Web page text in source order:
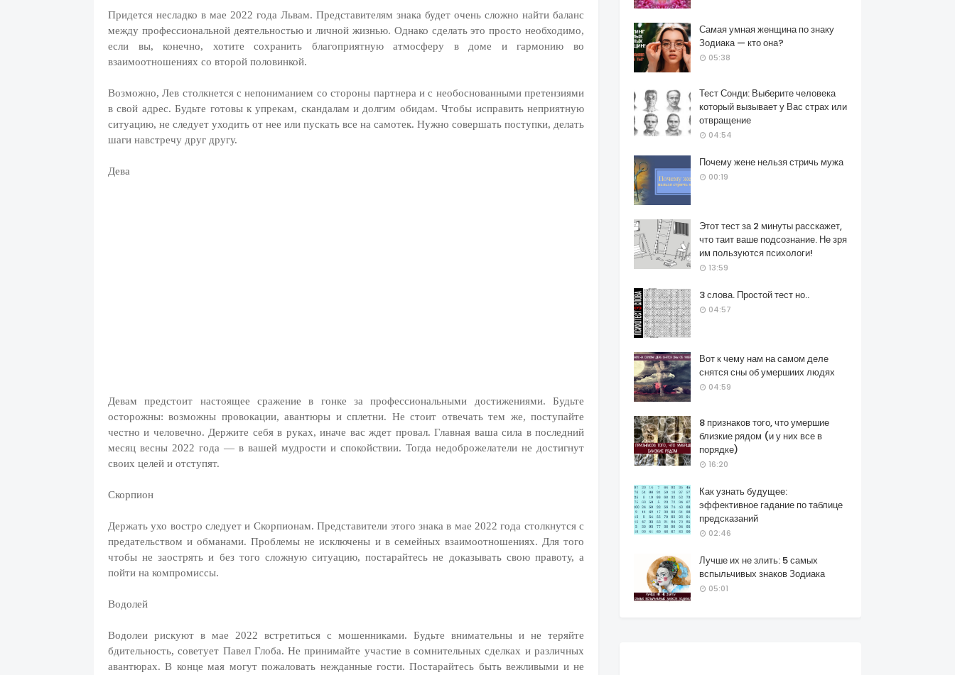
Придется несладко в мае 2022 года Львам. Представителям знака будет очень сложно найти баланс
между профессиональной деятельностью и личной жизнью. Однако сделать это просто необходимо,
если вы, конечно, хотите сохранить благоприятную атмосферу в доме и гармонию во
взаимоотношениях со второй половинкой.
Возможно, Лев столкнется с непониманием со стороны партнера и с необоснованными претензиями
в свой адрес. Будьте готовы к упрекам, скандалам и долгим обидам. Чтобы исправить неприятную
ситуацию, не следует уходить от нее или пускать все на самотек. Нужно совершать поступки, делать
шаги навстречу друг другу.
Дева
Девам предстоит настоящее сражение в гонке за профессиональными достижениями. Будьте
осторожны: возможны провокации, авантюры и сплетни. Не стоит отвечать тем же, поступайте
честно и человечно. Держите себя в руках, иначе вас ждет провал. Главная ваша сила в последний
месяц весны 2022 года — в вашей мудрости и спокойствии. Тогда недоброжелатели не достигнут
своих целей и отступят.
Скорпион
Держать ухо востро следует и Скорпионам. Представители этого знака в мае 2022 года столкнутся с
предательством и обманами. Проблемы не исключены и в семейных взаимоотношениях. Для того
чтобы не заострять и без того сложную ситуацию, постарайтесь не доказывать свою правоту, а
пойти на компромиссы.
Водолей
Водолеи рискуют в мае 2022 встретиться с мошенниками. Будьте внимательны и не теряйте
бдительность, советует Павел Глоба. Не принимайте участие в сомнительных сделках и различных
авантюрах. В конце мая могут пожаловать нежданные гости. Постарайтесь быть вежливыми и не
Самая умная женщина по знаку
Зодиака — кто она?
05:38
Тест Сонди: Выберите человека
который вызывает у Вас страх или
отвращение
04:54
Почему жене нельзя стричь мужа
00:19
Этот тест за 2 минуты расскажет,
что таит ваше подсознание. Не зря
им пользуются психологи!
13:59
3 слова. Простой тест но..
04:57
Вот к чему нам на самом деле
снятся сны об умершиих людях
04:59
8 признаков того, что умершие
близкие рядом (и у них все в
порядке)
16:20
Как узнать будущее:
эффективное гадание по таблице
предсказаний
02:46
Лучше их не злить: 5 самых
вспыльчивых знаков Зодиака
05:01